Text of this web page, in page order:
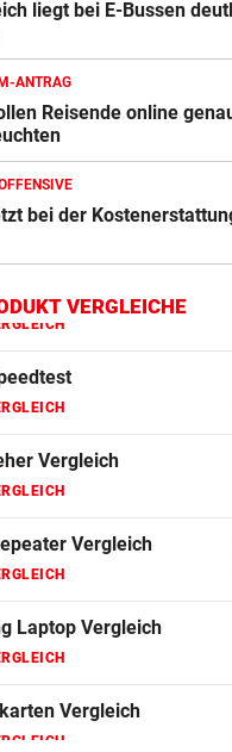
liegt bei E-Bussen
ANTRAG
Reisende online
bei der
VERGLEICHE
Vergleich
Vergleich
Bluetooth Lautsprecher Vergleich
Vergleich
Vergleich
Laptop Vergleich
Vergleich